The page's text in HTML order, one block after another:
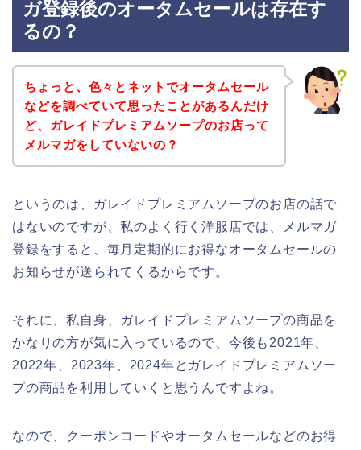
ガ登録後のオータムセールは存在す
るの？
ちょっと、色々とネットでオータムセール
などを調べていて思ったことがあるんだけ
ど、ガレイドプレミアムソープのお店って
メルマガをしていないの？
というのは、ガレイドプレミアムソープのお店の話で
はないのですが、私のよく行く洋服店では、メルマガ
登録をすると、毎月定期的にお得なオータムセールの
お知らせが送られてくるからです。
それに、私自身、ガレイドプレミアムソープの商品を
かなりの方が気に入っているので、今後も2021年、
2022年、2023年、2024年とガレイドプレミアムソー
プの商品を利用していくと思うんですよね。
なので、クーポンコードやオータムセールなどのお得